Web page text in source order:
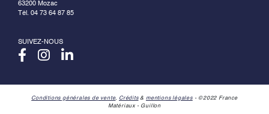
63200 Mozac
Tél. 04 73 64 87 85
SUIVEZ-NOUS
Conditions générales de vente, Crédits& mentions légales- ©2022 France
Matériaux - Guillon